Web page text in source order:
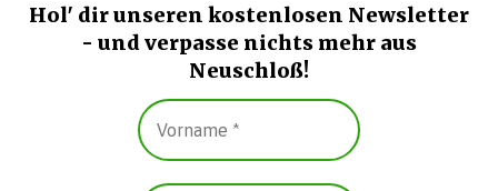
Hol' dir unseren kostenlosen Newsletter
- und verpasse nichts mehr aus
Neuschloß!